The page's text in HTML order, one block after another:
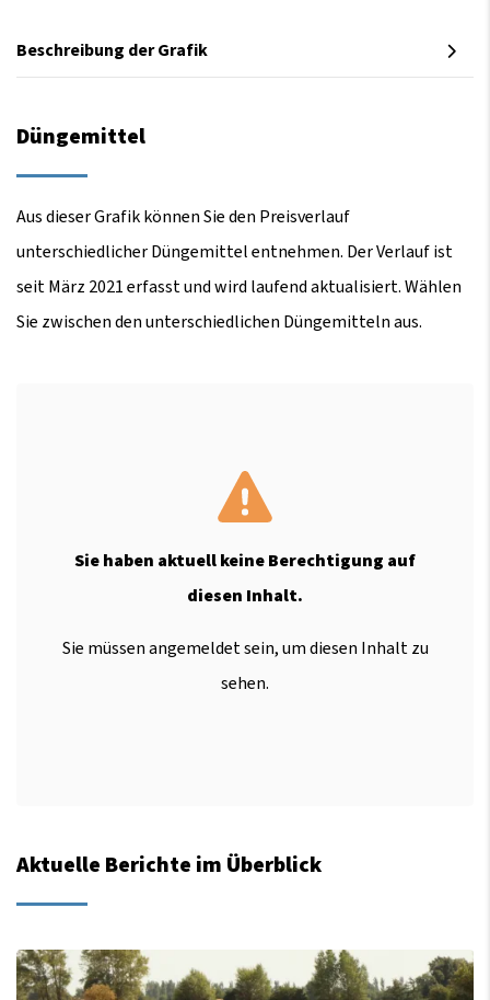
Beschreibung der Grafik
Düngemittel
Aus dieser Grafik können Sie den Preisverlauf
unterschiedlicher Düngemittel entnehmen. Der Verlauf ist
seit März 2021 erfasst und wird laufend aktualisiert. Wählen
Sie zwischen den unterschiedlichen Düngemitteln aus.
Sie haben aktuell keine Berechtigung auf
diesen Inhalt.
Sie müssen angemeldet sein, um diesen Inhalt zu
sehen.
Aktuelle Berichte im Überblick